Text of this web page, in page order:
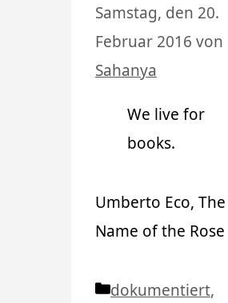
Samstag, den 20.
Februar 2016 von
Sahanya
We live for
books.
Umberto Eco, The
Name of the Rose
Kategorien
dokumentiert,